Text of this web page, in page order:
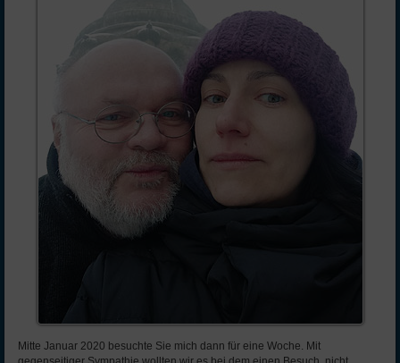
Mitte Januar 2020 besuchte Sie mich dann für eine Woche. Mit